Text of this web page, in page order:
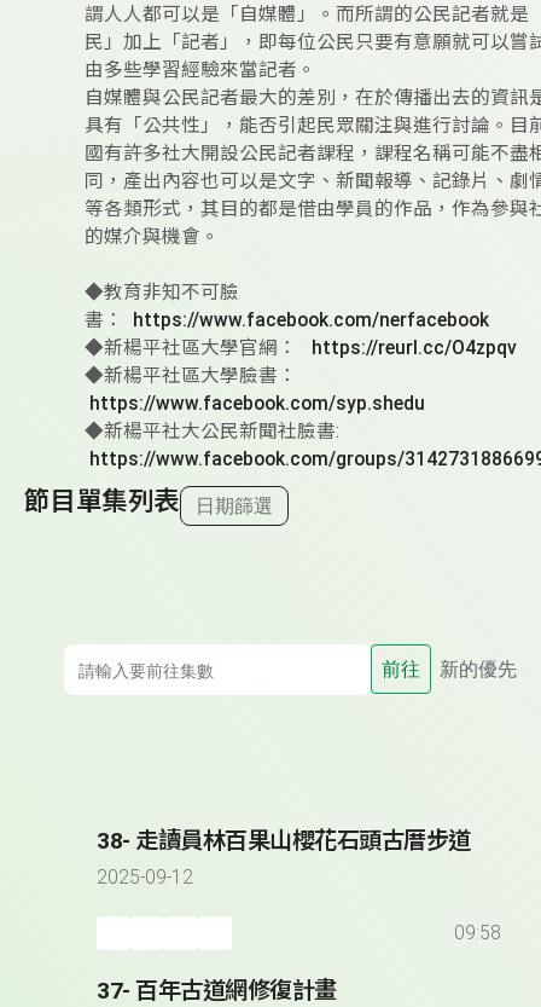
謂人人都可以是「自媒體」。而所謂的公民記者就是
民」加上「記者」，即每位公民只要有意願就可以嘗
由多些學習經驗來當記者。
自媒體與公民記者最大的差別，在於傳播出去的資訊
具有「公共性」，能否引起民眾關注與進行討論。目
國有許多社大開設公民記者課程，課程名稱可能不盡
同，產出內容也可以是文字、新聞報導、記錄片、劇
等各類形式，其目的都是借由學員的作品，作為參與
的媒介與機會。
◆教育非知不可臉
書：
https://www.facebook.com/nerfacebook
◆新楊平社區大學官網：
https://reurl.cc/O4zpqv
◆新楊平社區大學臉書：
https://www.facebook.com/syp.shedu
◆新楊平社大公民新聞社臉書:
https://www.facebook.com/groups/
節目單集列表 日期篩選
前往 新的優先
38- 走讀員林百果山櫻花石頭古厝步道
2025-09-12
09:58
37- 百年古道網修復計畫